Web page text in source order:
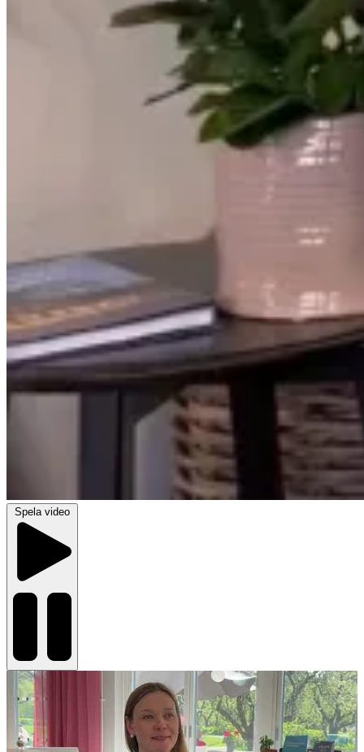
Spela video